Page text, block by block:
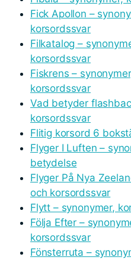
Fick Apollon –
korsordssvar
Filkatalog –
korsordssvar
Fiskrens –
korsordssvar
Vad betyder
korsordssvar
Flitig korsord 6
Flyger I Luften –
betydelse
Flyger På Nya
och korsordssvar
Flytt – synonymer,
Följa Efter –
korsordssvar
Fönsterruta –